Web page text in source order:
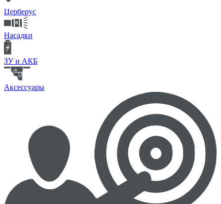
Церберус
Насадки
ЗУ и АКБ
Аксессуары